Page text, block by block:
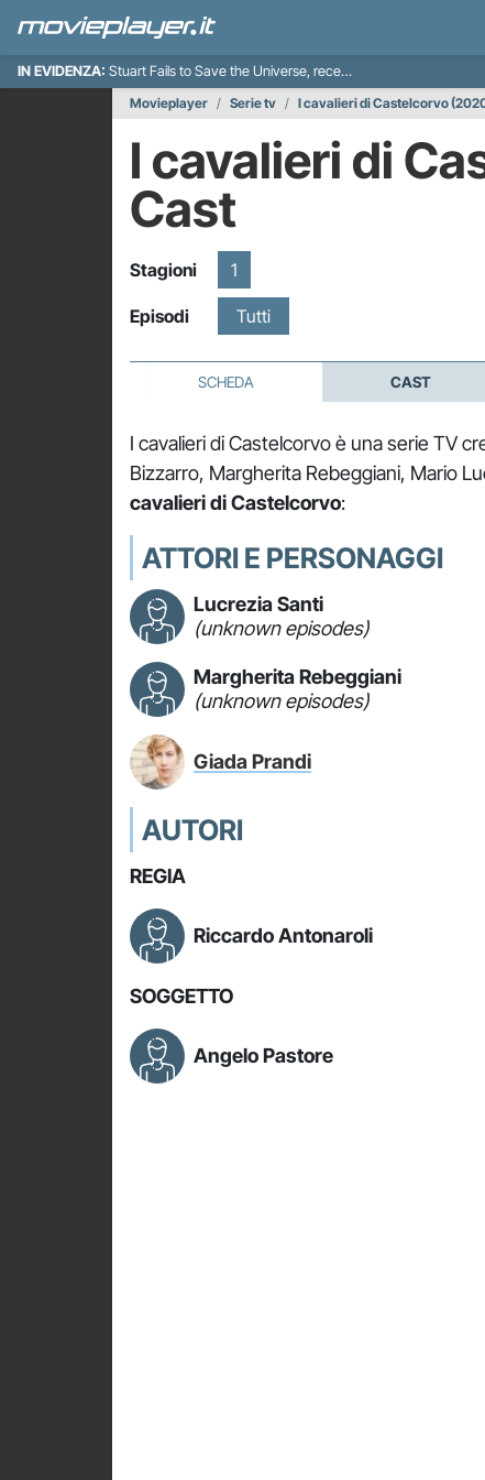
IN EVIDENZA: Stuart Fails to Save the Universe, recensione
Movieplayer
Serie tv I cavalieri di Castelcorvo
I cavalieri di
Cast
Stagioni 1
Episodi Tutti
SCHEDA CAST
I cavalieri di Castelcorvo è una serie TV
Bizzarro, Margherita Rebeggiani, Mario
cavalieri di Castelcorvo:
ATTORI E PERSONAGGI
Lucrezia Santi
(unknown episodes)
Margherita Rebeggiani
(unknown episodes)
Giada Prandi
AUTORI
REGIA
Riccardo Antonaroli
SOGGETTO
Angelo Pastore